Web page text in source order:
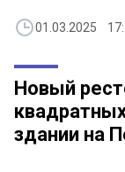
01.03.2025
Новый
здании на